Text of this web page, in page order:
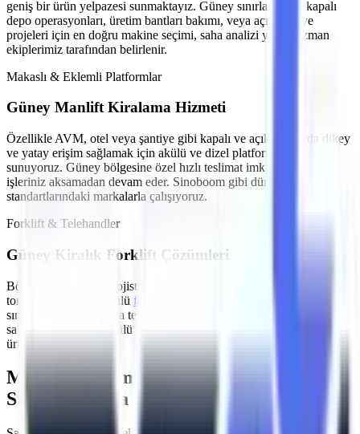
geniş bir ürün yelpazesi sunmaktayız. Güney sınırlarındaki kapalı
depo operasyonları, üretim bantları bakımı, veya açık şantiye
projeleri için en doğru makine seçimi, saha analizi yapan uzman
ekiplerimiz tarafından belirlenir.
Makaslı & Eklemli Platformlar
Güney Manlift Kiralama Hizmeti
Özellikle AVM, otel veya şantiye gibi kapalı ve açık alanlarda dikey
ve yatay erişim sağlamak için akülü ve dizel platform seçenekleri
sunuyoruz. Güney bölgesine özel hızlı teslimat imkanlarımızla
işleriniz aksamadan devam eder. Sinoboom gibi dünya
standartlarındaki markalarla çalışıyoruz.
Forklift & Telehandler
Güney Kiralık Forklift Çözümleri
Bölgede yoğunlaşan lojistik ve yükleme-boşaltma işleri
tonajlarda dizel ve akülü forklift kiralama
sınırlarındaki depolama tesisleri için sessiz çalışan ve emisyon
salınımı yapmayan akülü modeller en çok tercih edilen
ürünlerimizdir.
MMO Denetimli ve İş Güvenliği
Standartlarına Uygun Filo